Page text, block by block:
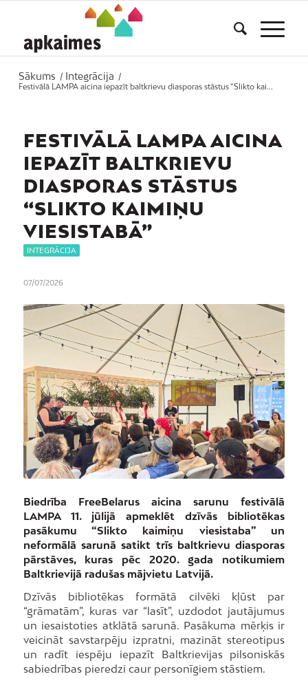
Sākums / Integrācija
/
Festivālā LAMPA aicina iepazīt baltkrievu diasporas stāstus “Slikto kai...
FESTIVĀLĀ LAMPA AICINA
IEPAZĪT BALTKRIEVU
DIASPORAS STĀSTUS
“SLIKTO KAIMIŅU
VIESISTABĀ”
INTEGRĀCIJA
07/07/2026
Biedrība FreeBelarus aicina sarunu festivālā
LAMPA 11. jūlijā apmeklēt dzīvās bibliotēkas
pasākumu “Slikto kaimiņu viesistaba” un
neformālā sarunā satikt trīs baltkrievu diasporas
pārstāves, kuras pēc 2020. gada notikumiem
Baltkrievijā radušas mājvietu Latvijā.
Dzīvās bibliotēkas formātā cilvēki kļūst par
“grāmatām”, kuras var “lasīt”, uzdodot jautājumus
un iesaistoties atklātā sarunā. Pasākuma mērķis ir
veicināt savstarpēju izpratni, mazināt stereotipus
un radīt iespēju iepazīt Baltkrievijas pilsoniskās
sabiedrības pieredzi caur personīgiem stāstiem.